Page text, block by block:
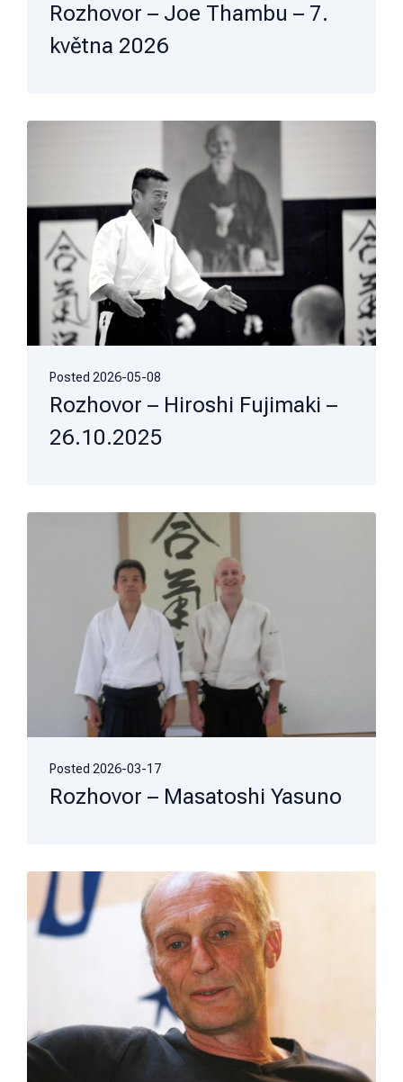
Rozhovor – Joe Thambu – 7.
května 2026
Posted 2026-05-08
Rozhovor – Hiroshi Fujimaki –
26.10.2025
Posted 2026-03-17
Rozhovor – Masatoshi Yasuno